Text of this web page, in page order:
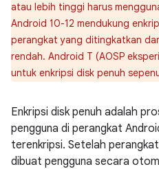
atau lebih tinggi harus
Android 10-12 mendukung
perangkat yang ditingkatkan
rendah. Android T (AOSP
untuk enkripsi disk penuh
Enkripsi disk penuh adalah
pengguna di perangkat
terenkripsi. Setelah
dibuat pengguna secara